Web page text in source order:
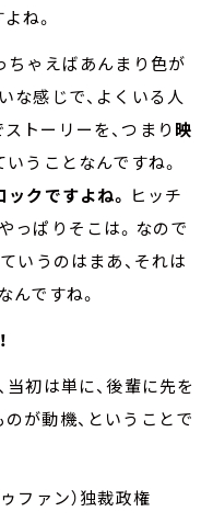
ね。
ちゃえばあんまり色が
な感じで、よくいる人
トーリーを、つまり 映
いうことなんですね。
ックですよね。 ヒッチ
っぱりそこは。なので
いうのはまあ、それは
んですね。
初は単に、後輩に先を
が動機、ということで
ファン）独裁政権